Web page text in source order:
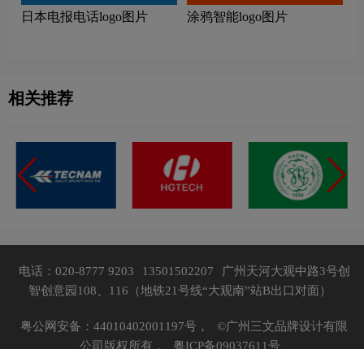
日本电报电话logo图片 涂鸦智能logo图片
相关推荐
电话：020-8777 9203 13501502207
广州天河大观中路3号创
智创意园108、116（地铁21号线“大观南”站B出口对面）
粤公网安备：44010402001197号，
©广州三文品牌设计有限
公司版权所有，
粤ICP备09037611号